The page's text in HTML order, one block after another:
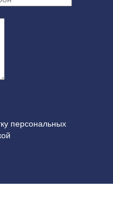
персональных